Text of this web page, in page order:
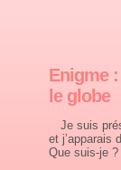
Enigme
le globe
Je suis
et j’apparais
Que suis-je ?